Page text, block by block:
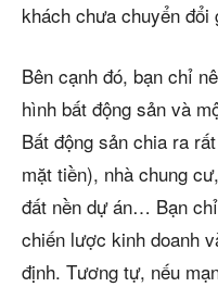
khách chưa chuyển đổi
Bên cạnh đó, bạn chỉ
hình bất động sản và
Bất động sản chia ra
mặt tiền), nhà chung
đất nền dự án… Bạn
chiến lược kinh doanh
định. Tương tự, nếu